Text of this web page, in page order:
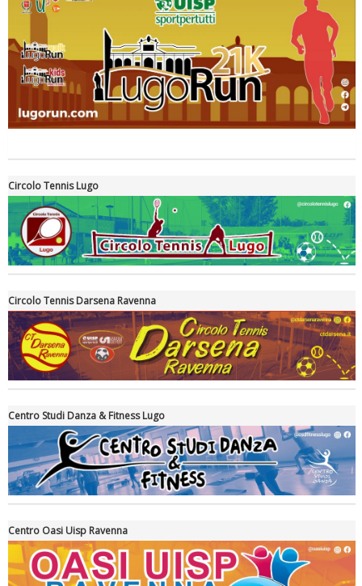
Tiziano Pesce a Radio InBlu2000 traccia il bilancio della stagione
Ddl Lobby, Uisp: “Il Parlamento valorizzi le nostre specificità"
La formazione Uisp rallenta ma prosegue anche in estate
Circolo Tennis Lugo
Circolo Tennis Darsena Ravenna
Centro Studi Danza & Fitness Lugo
Centro Oasi Uisp Ravenna